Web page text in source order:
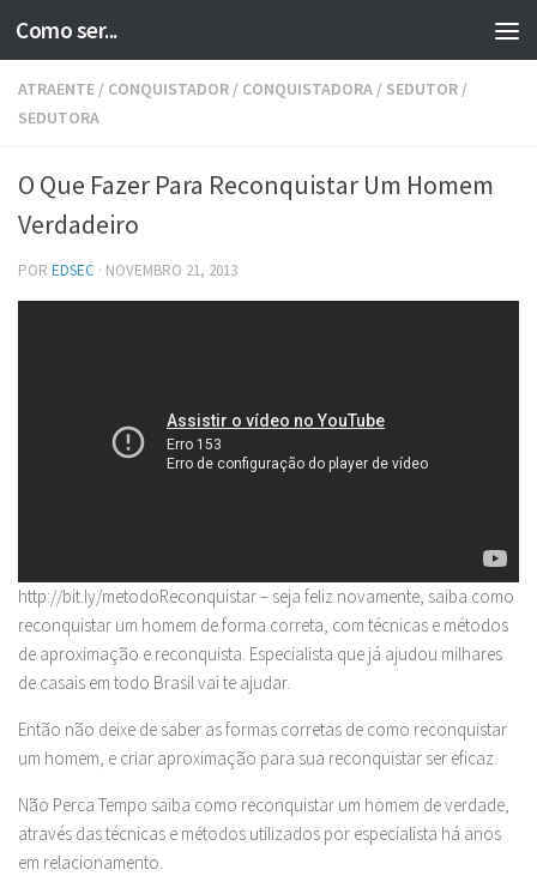
Skip to content
Como ser...
ATRAENTE / CONQUISTADOR / CONQUISTADORA / SEDUTOR /
SEDUTORA
O Que Fazer Para Reconquistar Um Homem
Verdadeiro
POR EDSEC · NOVEMBRO 21, 2013
http://bit.ly/metodoReconquistar – seja feliz novamente, saiba como
reconquistar um homem de forma correta, com técnicas e métodos
de aproximação e reconquista. Especialista que já ajudou milhares
de casais em todo Brasil vai te ajudar.
Então não deixe de saber as formas corretas de como reconquistar
um homem, e criar aproximação para sua reconquistar ser eficaz.
Não Perca Tempo saiba como reconquistar um homem de verdade,
através das técnicas e métodos utilizados por especialista há anos
em relacionamento.